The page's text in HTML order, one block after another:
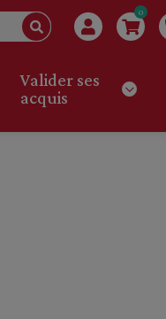
0
Valider ses
acquis